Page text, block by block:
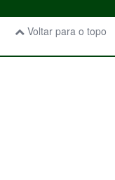
Voltar para o topo